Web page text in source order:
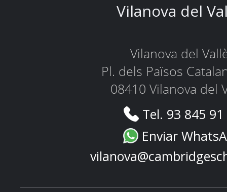
Vilanova del
Vilanova del
Pl. dels Països
08410 Vilanova del
Tel. 93 845
Enviar